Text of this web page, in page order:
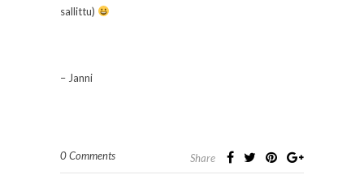
sallittu)
– Janni
0 Comments Share